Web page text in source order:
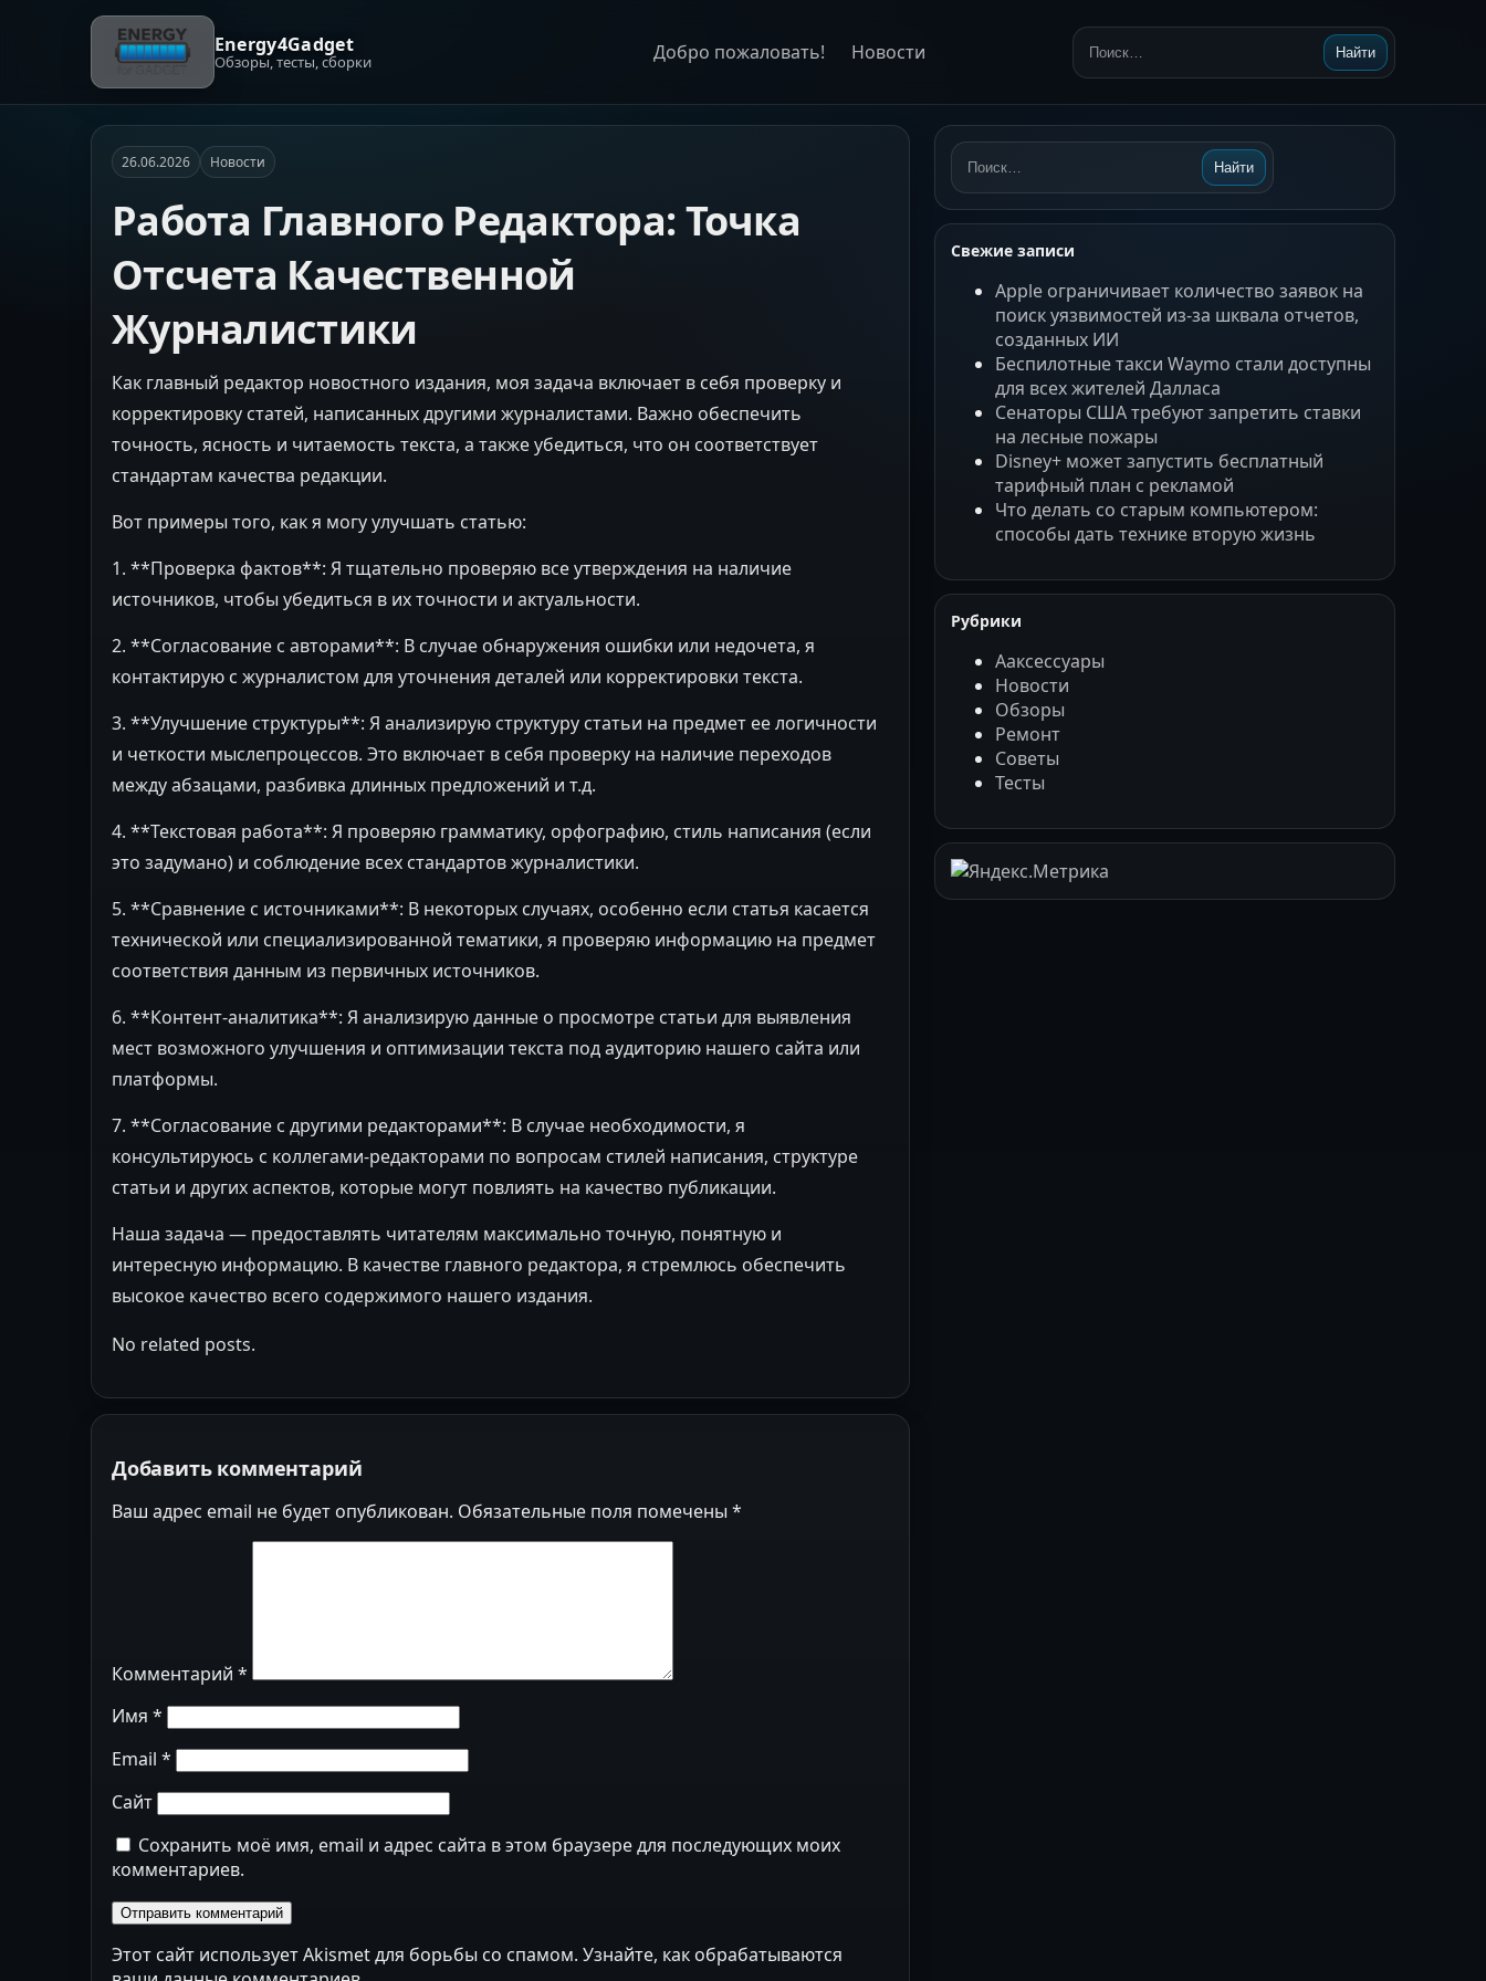
Energy4Gadget
Обзоры, тесты, сборки Добро пожаловать! Новости Поиск: Найти
26.06.2026 Новости
Работа Главного Редактора: Точка
Отсчета Качественной
Журналистики
Как главный редактор новостного издания, моя задача включает в себя проверку и
корректировку статей, написанных другими журналистами. Важно обеспечить
точность, ясность и читаемость текста, а также убедиться, что он соответствует
стандартам качества редакции.
Вот примеры того, как я могу улучшать статью:
1. **Проверка фактов**: Я тщательно проверяю все утверждения на наличие
источников, чтобы убедиться в их точности и актуальности.
2. **Согласование с авторами**: В случае обнаружения ошибки или недочета, я
контактирую с журналистом для уточнения деталей или корректировки текста.
3. **Улучшение структуры**: Я анализирую структуру статьи на предмет ее логичности
и четкости мыслепроцессов. Это включает в себя проверку на наличие переходов
между абзацами, разбивка длинных предложений и т.д.
4. **Текстовая работа**: Я проверяю грамматику, орфографию, стиль написания (если
это задумано) и соблюдение всех стандартов журналистики.
5. **Сравнение с источниками**: В некоторых случаях, особенно если статья касается
технической или специализированной тематики, я проверяю информацию на предмет
соответствия данным из первичных источников.
6. **Контент-аналитика**: Я анализирую данные о просмотре статьи для выявления
мест возможного улучшения и оптимизации текста под аудиторию нашего сайта или
платформы.
7. **Согласование с другими редакторами**: В случае необходимости, я
консультируюсь с коллегами-редакторами по вопросам стилей написания, структуре
статьи и других аспектов, которые могут повлиять на качество публикации.
Наша задача — предоставлять читателям максимально точную, понятную и
интересную информацию. В качестве главного редактора, я стремлюсь обеспечить
высокое качество всего содержимого нашего издания.
No related posts.
Добавить комментарий
Ваш адрес email не будет опубликован. Обязательные поля помечены *
Комментарий *
Имя *
Email *
Сайт
Сохранить моё имя, email и адрес сайта в этом браузере для последующих моих
комментариев.
Этот сайт использует Akismet для борьбы со спамом. Узнайте, как обрабатываются
Поиск: Найти
Свежие записи
Apple ограничивает количество заявок на
поиск уязвимостей из-за шквала отчетов,
созданных ИИ
Беспилотные такси Waymo стали доступны
для всех жителей Далласа
Сенаторы США требуют запретить ставки
на лесные пожары
Disney+ может запустить бесплатный
тарифный план с рекламой
Что делать со старым компьютером:
способы дать технике вторую жизнь
Рубрики
Ааксессуары
Новости
Обзоры
Ремонт
Советы
Тесты